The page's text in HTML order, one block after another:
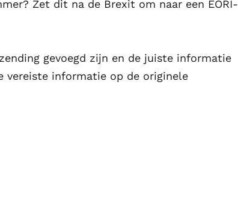
Zet dit na de Brexit om naar een EORI-
gevoegd zijn en de juiste informatie
vereiste informatie op de originele